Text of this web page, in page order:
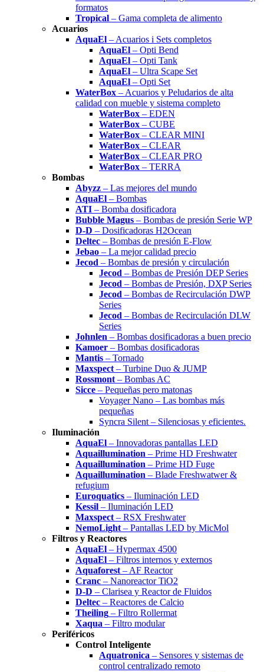
formatos
Tropical – Gama completa de alimento
Acuarios
AquaEl – Acuarios i Sets completos
AquaEl – Opti Bend
AquaEl – Opti Tank
AquaEl – Ultra Scape Set
AquaEl – Opti Set
WaterBox – Acuarios y Peludarios de alta
calidad con mueble y sistema completo
WaterBox – EDEN
WaterBox – CUBE
WaterBox – CLEAR MINI
WaterBox – CLEAR
WaterBox – CLEAR PRO
WaterBox – TERRA
Bombas
Abyzz – Las mejores del mundo
AquaEl – Bombas
ATI – Bomba dosificadora
Bubble Magus – Bombas de presión Serie WP
D-D – Dosificadoras H2Ocean
Deltec – Bombas de presión E-Flow
Jebao – La mejor calidad precio
Jecod – Bombas de presión y circulación
Jecod – Bombas de Presión DEP Series
Jecod – Bombas de Presión, DXP Series
Jecod – Bombas de Recirculación DWP
Series
Jecod – Bombas de Recirculación DLW
Series
Johnlen – Bombas dosificadoras a buen precio
Kamoer – Bombas dosificadoras
Mantis – Tornado
Maxspect – Turbine Duo & JUMP
Rossmont – Bombas AC
Sicce – Pequeñas pero matonas
Voyager Nano – Las bombas más
pequeñas
Syncra Silent – Silenciosas y eficientes.
Iluminación
AquaEl – Innovadoras pantallas LED
Aquaillumination – Prime HD Freshwater
Aquaillumination – Prime HD Fuge
Aquaillumination – Blade Freshwatwer &
refugium
Euroquatics – Iluminación LED
Kessil – Iluminación LED
Maxspect – RSX Freshwater
NemoLight – Pantallas LED by MicMol
Filtros y Reactores
AquaEl – Hypermax 4500
AquaEl – Filtros internos y externos
Aquaforest – AF Reactor
Cranc – Nanoreactor TiO2
D-D – Clarisea y Reactor de Fluidos
Deltec – Reactores de Calcio
Theiling – Filtro Rollermat
Xaqua – Filtro modular
Periféricos
Control Inteligente
Aquatronica – Sensores y sistemas de
control centralizado remoto